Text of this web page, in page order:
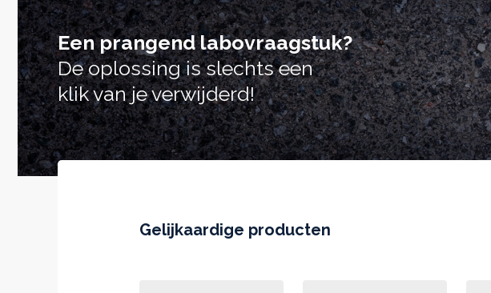
Een prangend labovraagstuk?
De oplossing is slechts een
klik van je verwijderd!
Gelijkaardige producten